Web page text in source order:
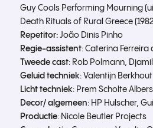
Guy Cools Performing Mourning
Death Rituals of Rural Greece
Repetitor:João Dinis Pinho
Regie-assistent: Caterina Ferreira
Tweede cast: Rob Polmann,
Geluid techniek: Valentijn Berkhout
Licht techniek: Prem Scholte Albers
Decor/ algemeen: HP Hulscher,
Productie: Nicole Beutler Projects